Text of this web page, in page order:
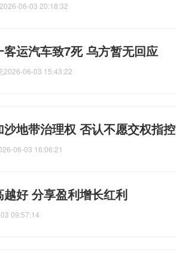
2026-06-03 20:18:32
运汽车致7死 乌方暂无回应
2026-06-03 15:43:22
地带治理权 否认不愿交权指控
06-03 16:06:21
好 分享盈利增长红利
09:57:14